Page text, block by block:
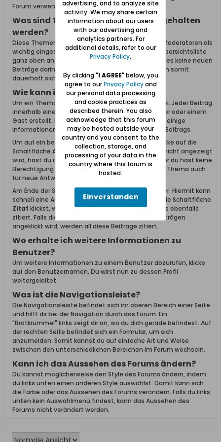
Forum verwendet.
Was sind Themen, welche oben festgehalten
werden?
Diese Themen wurden von Administratoren oder Moderatoren als
wichtig eingestuft. Diese Themen werden in der Übersichtsliste
ganz oben angezeigt und bleiben auch dort wenn es keine neuen
Beiträge darin gibt. Wichtige Informationen bleiben somit
dauerhaft sichtbar und zugänglich.
Wie kann ich Themen lesen?
Um ein Thema zu lesen, klicke einfach auf den Titel. Jeder Beitrag
innerhalb eines Themas wurde von einem Benutzer oder einem
Gast erstellt. Links neben dem Beitrag findet man einige
Informationen zum Ersteller des entsprechenden Beitrags.
Um auf ein bestehendes Thema zu antworten, klicke auf die
Schaltfläche Antworten. Falls diese Schaltfläche nicht angezeigt
wird, hast du dich entweder nicht angemeldet oder du hast keine
Berechtigung zum Antworten. Alternativ kann das Thema auch
für neue Antworten geschlossen sein.
Am Ende der Seite befindet sich ein Antwortfenster. Hiermit kann
schnell eine Antwort erstellt werden. Falls du auf die Schaltfläche
Zitat klickst, wird der Inhalt des vorherigen Beitrags ebenfalls
zitiert. Falls die Schaltfläche
in mehreren Beiträgen
angeklickt wird, werden all diese Beiträge zitiert.
Wo erhalte ich weitere Informationen zu
Benutzer?
Um weitere Informationen zu einem Benutzer abzurufen, klicke
auf den Benutzernamen. Du wirst nun zu dessen Profil
weitergeleitet.
Was ist die Navigationsleiste?
Die Navigationsleiste befindet sich im oberen Bereich einer Seite
und hilft dir bei der Navigation durch das Forum. Ein
"Brotkrümmel" links zeigt dir an, wo du dich gerade befindest. Auf
der rechten Seite befindet sich ein Formular, um sich
anzumelden. Somit kannst du auf einfache Art und Weise
zwischen den unterschiedlichen Bereichen im Forum wechseln.
Kann ich das Aussehen des Forums ändern?
Du kannst möglicherweise den Style des Forums ändern, indem
du links unten einen anderen Style auswählst. Damit kann sich
die Farbe oder das Aussehen des Forums verändern. Falls du links
unten kein Auswahlmenü findest, kann das Aussehen des
Forums nicht verändert werden.
advertising, and to analyze site
activity. We may share certain
information about our users
with our advertising and
analytics partners. For
additional details, refer to our
Privacy Policy.
By clicking "I AGREE" below, you
agree to ourPrivacy Policyand
our personal data processing
and cookie practices as
described therein. You also
acknowledge that this forum
may be hosted outside your
country and you consent to the
collection, storage, and
processing of your data in the
country where this forum is
hosted.
Einverstanden